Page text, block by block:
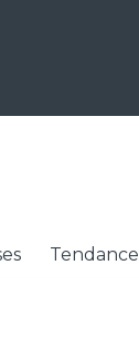
Tendance